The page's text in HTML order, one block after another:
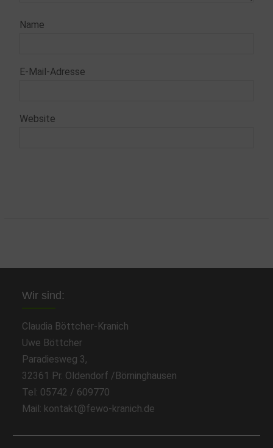
Name
E-Mail-Adresse
Website
Wir sind:
Claudia Böttcher-Kranich
Uwe Böttcher
Paradiesweg 3,
32361 Pr. Oldendorf /Börninghausen
Tel: 05742 / 609770
Mail: kontakt@fewo-kranich.de